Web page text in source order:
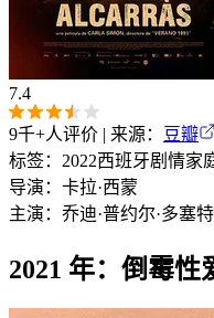
7.4
9千+人评价 | 来源：
豆瓣
标签： 2022西班牙剧情家
导演： 卡拉·西蒙
主演： 乔迪·普约尔·多塞特
2021 年：倒霉性